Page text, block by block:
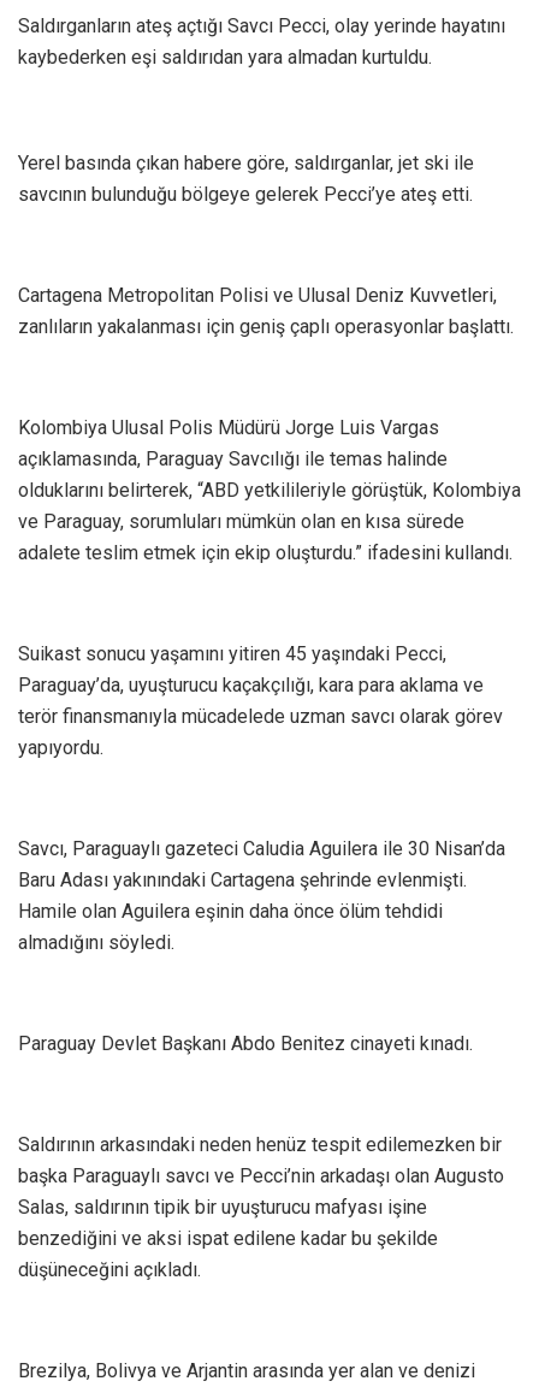
Saldırganların ateş açtığı Savcı Pecci, olay yerinde hayatını
kaybederken eşi saldırıdan yara almadan kurtuldu.
Yerel basında çıkan habere göre, saldırganlar, jet ski ile
savcının bulunduğu bölgeye gelerek Pecci’ye ateş etti.
Cartagena Metropolitan Polisi ve Ulusal Deniz Kuvvetleri,
zanlıların yakalanması için geniş çaplı operasyonlar başlattı.
Kolombiya Ulusal Polis Müdürü Jorge Luis Vargas
açıklamasında, Paraguay Savcılığı ile temas halinde
olduklarını belirterek, “ABD yetkilileriyle görüştük, Kolombiya
ve Paraguay, sorumluları mümkün olan en kısa sürede
adalete teslim etmek için ekip oluşturdu.” ifadesini kullandı.
Suikast sonucu yaşamını yitiren 45 yaşındaki Pecci,
Paraguay’da, uyuşturucu kaçakçılığı, kara para aklama ve
terör finansmanıyla mücadelede uzman savcı olarak görev
yapıyordu.
Savcı, Paraguaylı gazeteci Caludia Aguilera ile 30 Nisan’da
Baru Adası yakınındaki Cartagena şehrinde evlenmişti.
Hamile olan Aguilera eşinin daha önce ölüm tehdidi
almadığını söyledi.
Paraguay Devlet Başkanı Abdo Benitez cinayeti kınadı.
Saldırının arkasındaki neden henüz tespit edilemezken bir
başka Paraguaylı savcı ve Pecci’nin arkadaşı olan Augusto
Salas, saldırının tipik bir uyuşturucu mafyası işine
benzediğini ve aksi ispat edilene kadar bu şekilde
düşüneceğini açıkladı.
Brezilya, Bolivya ve Arjantin arasında yer alan ve denizi